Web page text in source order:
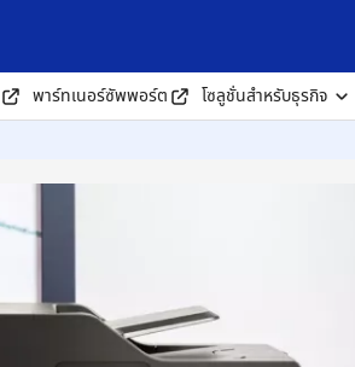
พาร์ทเนอร์ซัพพอร์ต โซลูชั่นสำหรับธุรกิจ